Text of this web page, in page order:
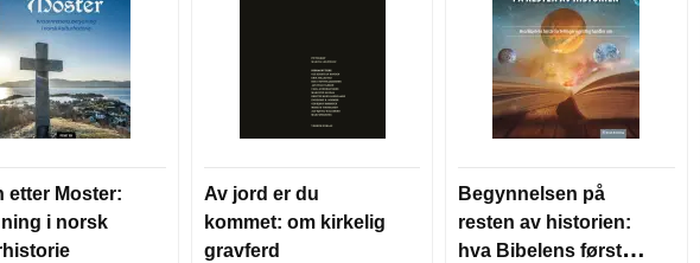
etter Moster:
i norsk
Av jord er du
kommet: om kirkelig
gravferd
Begynnelsen på
resten av historien:
hva Bibelens første